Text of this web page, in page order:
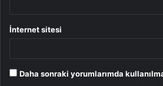
İnternet sitesi
Daha sonraki yorumlarımda